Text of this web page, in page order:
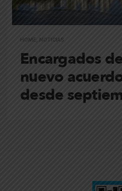
HOME NOTICIAS
Encargados
nuevo
desde